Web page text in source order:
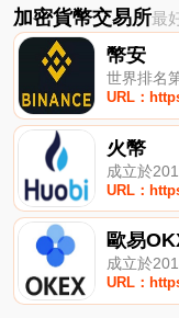
加密貨幣交易所最
幣安
世界排名
URL：
火幣
成立於
URL：
歐易
成立於
URL：